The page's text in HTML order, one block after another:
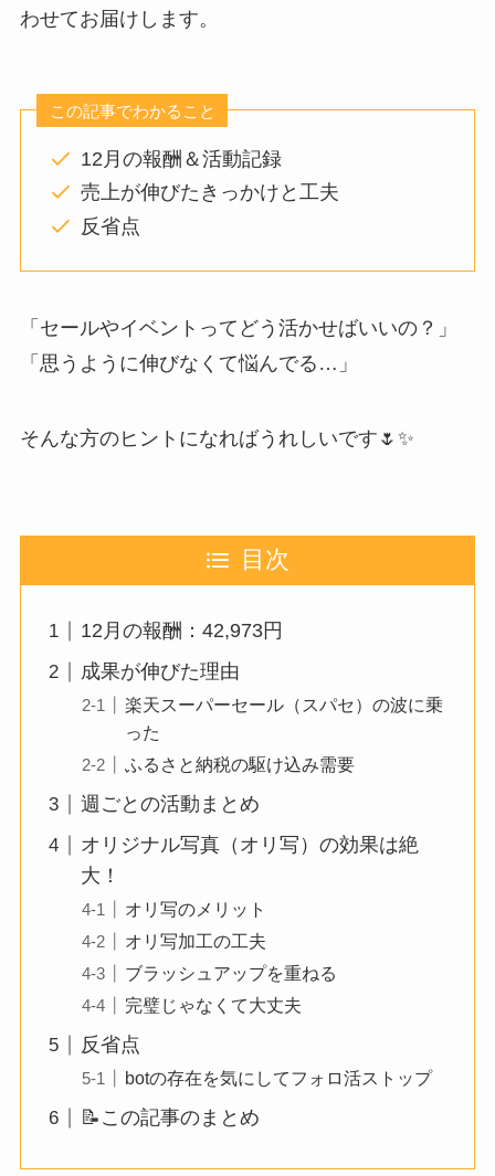
わせてお届けします。
この記事でわかること
12月の報酬＆活動記録
売上が伸びたきっかけと工夫
反省点
「セールやイベントってどう活かせばいいの？」
「思うように伸びなくて悩んでる…」
そんな方のヒントになればうれしいです🌷✨
目次
12月の報酬：42,973円
成果が伸びた理由
楽天スーパーセール（スパセ）の波に乗
った
ふるさと納税の駆け込み需要
週ごとの活動まとめ
オリジナル写真（オリ写）の効果は絶
大！
オリ写のメリット
オリ写加工の工夫
ブラッシュアップを重ねる
完璧じゃなくて大丈夫
反省点
botの存在を気にしてフォロ活ストップ
📝この記事のまとめ